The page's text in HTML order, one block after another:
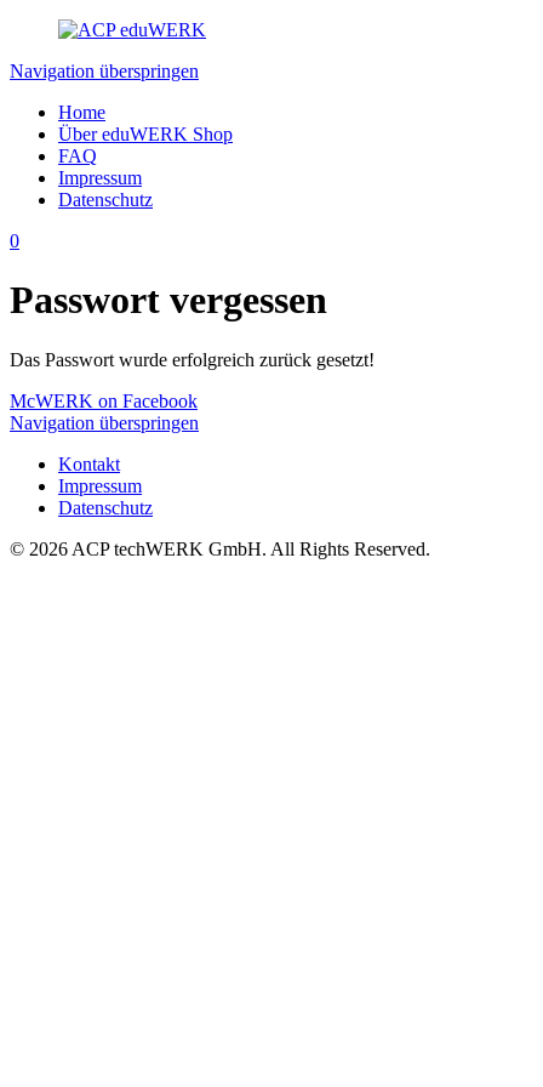
Navigation überspringen
Home
Über eduWERK Shop
FAQ
Impressum
Datenschutz
0
Passwort vergessen
Das Passwort wurde erfolgreich zurück gesetzt!
McWERK on Facebook
Navigation überspringen
Kontakt
Impressum
Datenschutz
© 2026 ACP techWERK GmbH. All Rights Reserved.